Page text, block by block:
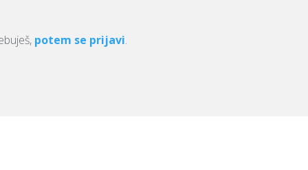
potem se prijavi.